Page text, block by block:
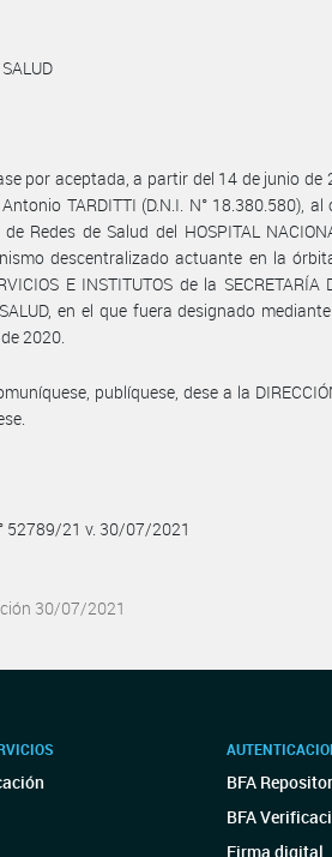
por aceptada, a partir del 14 de junio
TARDITTI (D.N.I. N° 18.380.580),
Redes de Salud del HOSPITAL
descentralizado actuante en la
E INSTITUTOS de la SECRETARÍA
en el que fuera designado
2020.
publíquese, dese a la
52789/21 v. 30/07/2021
30/07/2021
BFA
BFA
Firma digital